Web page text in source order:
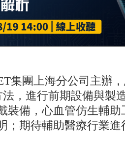
集團上海分公司主辦
法，進行前期設備與製
裝備，心血管仿生輔
；期待輔助醫療行業